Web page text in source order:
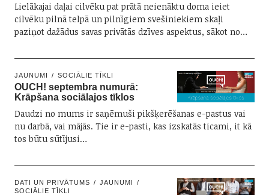
Lielākajai daļai cilvēku pat prātā neienāktu doma ieiet
cilvēku pilnā telpā un pilnīgiem svešiniekiem skaļi
paziņot dažādus savas privātās dzīves aspektus, sākot no…
JAUNUMI SOCIĀLIE TĪKLI
OUCH! septembra numurā:
Krāpšana sociālajos tīklos
Daudzi no mums ir saņēmuši pikšķerēšanas e-pastus vai
nu darbā, vai mājās. Tie ir e-pasti, kas izskatās ticami, it kā
tos būtu sūtījusi…
DATI UN PRIVĀTUMS
JAUNUMI
SOCIĀLIE TĪKLI